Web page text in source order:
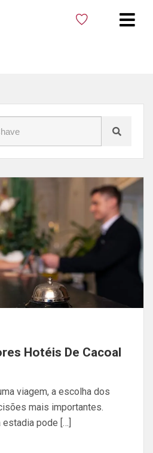
Hotéis De Cacoal
viagem, a escolha dos
mais importantes.
pode […]